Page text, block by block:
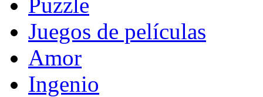
Juegos de películas
Amor
Ingenio